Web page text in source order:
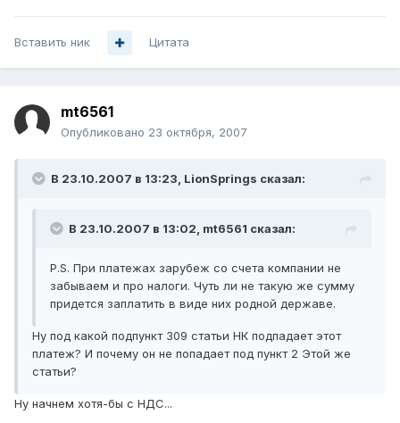
Вставить ник Цитата
mt6561
Опубликовано 23 октября, 2007
В 23.10.2007 в 13:23, LionSprings сказал:
В 23.10.2007 в 13:02, mt6561 сказал:
P.S. При платежах зарубеж со счета компании не
забываем и про налоги. Чуть ли не такую же сумму
придется заплатить в виде них родной державе.
Ну под какой подпункт 309 статьи НК подпадает этот
платеж? И почему он не попадает под пункт 2 Этой же
статьи?
Ну начнем хотя-бы с НДС...